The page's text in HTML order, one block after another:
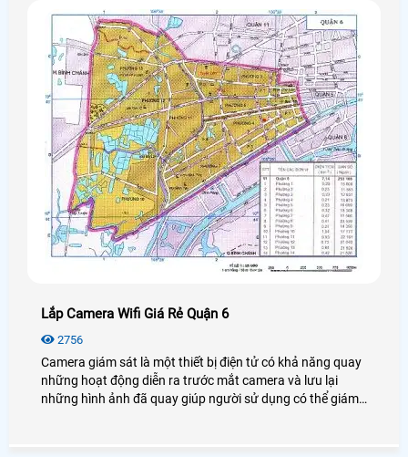
Lắp Camera Wifi Giá Rẻ Quận 6
2756
Camera giám sát là một thiết bị điện tử có khả năng quay
những hoạt động diễn ra trước mắt camera và lưu lại
những hình ảnh đã quay giúp người sử dụng có thể giám